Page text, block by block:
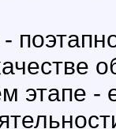
этапе -